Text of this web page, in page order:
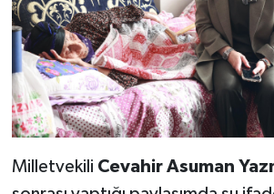
Milletvekili Cevahir Asuman